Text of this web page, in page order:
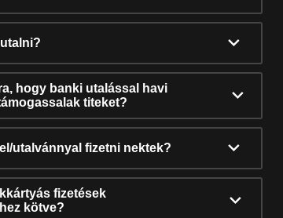
hogy banki utalással havi
titeket?
utalvánnyal fizetni nektek?
fizetések
kötve?